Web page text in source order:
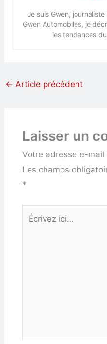
Je suis Gwen,
Gwen Automobiles, je
les tendances
← Article précédent
Laisser un
Votre adresse e-mail
Les champs
*
Écrivez